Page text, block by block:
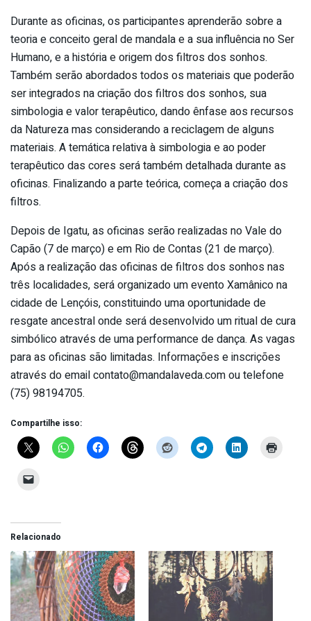
Durante as oficinas, os participantes aprenderão sobre a
teoria e conceito geral de mandala e a sua influência no Ser
Humano, e a história e origem dos filtros dos sonhos.
Também serão abordados todos os materiais que poderão
ser integrados na criação dos filtros dos sonhos, sua
simbologia e valor terapêutico, dando ênfase aos recursos
da Natureza mas considerando a reciclagem de alguns
materiais. A temática relativa à simbologia e ao poder
terapêutico das cores será também detalhada durante as
oficinas. Finalizando a parte teórica, começa a criação dos
filtros.
Depois de Igatu, as oficinas serão realizadas no Vale do
Capão (7 de março) e em Rio de Contas (21 de março).
Após a realização das oficinas de filtros dos sonhos nas
três localidades, será organizado um evento Xamânico na
cidade de Lençóis, constituindo uma oportunidade de
resgate ancestral onde será desenvolvido um ritual de cura
simbólico através de uma performance de dança. As vagas
para as oficinas são limitadas. Informações e inscrições
através do emailcontato@mandalaveda.comou telefone
(75) 98194705.
Compartilhe isso:
Relacionado